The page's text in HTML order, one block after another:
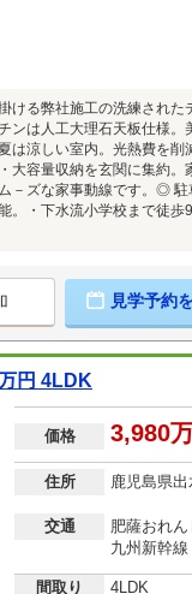
ける弊社施工の洗練された
ンは人工大理石天板仕様
は涼しい室内。光熱費を
大容量収納を玄関に集約
－ズな家事動線です。◎
。・下水流小学校まで徒
見学予約
円 4LDK
価格 3,980
住所 鹿児島県
交通
肥薩おれ
九州新幹
間取り
4LDK